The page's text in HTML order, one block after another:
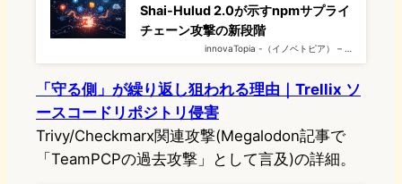
Shai-Hulud 2.0が示すnpmサプライ
チェーン攻撃の新段階
innovaTopia -（イノベトピア） – …
「守る側」が繰り返し狙われる理由｜Trellix ソ
ースコードリポジトリ侵害
Trivy/Checkmarx関連攻撃(Megalodon記事で
「TeamPCPの過去攻撃」として言及)の詳細。